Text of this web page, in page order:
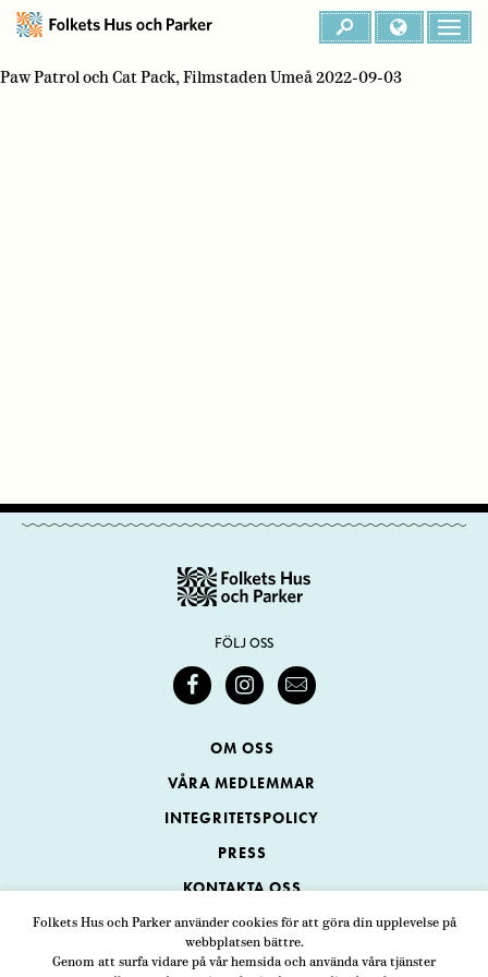
Folkets Hus och Parker använder cookies för att göra din upplevelse på
webbplatsen bättre.
Genom att surfa vidare på vår hemsida och använda våra tjänster
Paw Patrol och Cat Pack, Filmstaden Umeå 2022-09-03
FÖLJ OSS
OM OSS
VÅRA MEDLEMMAR
INTEGRITETSPOLICY
PRESS
KONTAKTA OSS
Folkets Hus och Parker